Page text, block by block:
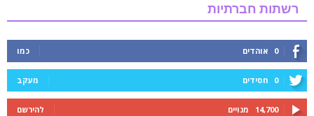
רשתות חברתיות
0 אוהדים כמו
0 חסידים מעקב
14,700 מנויים להירשם